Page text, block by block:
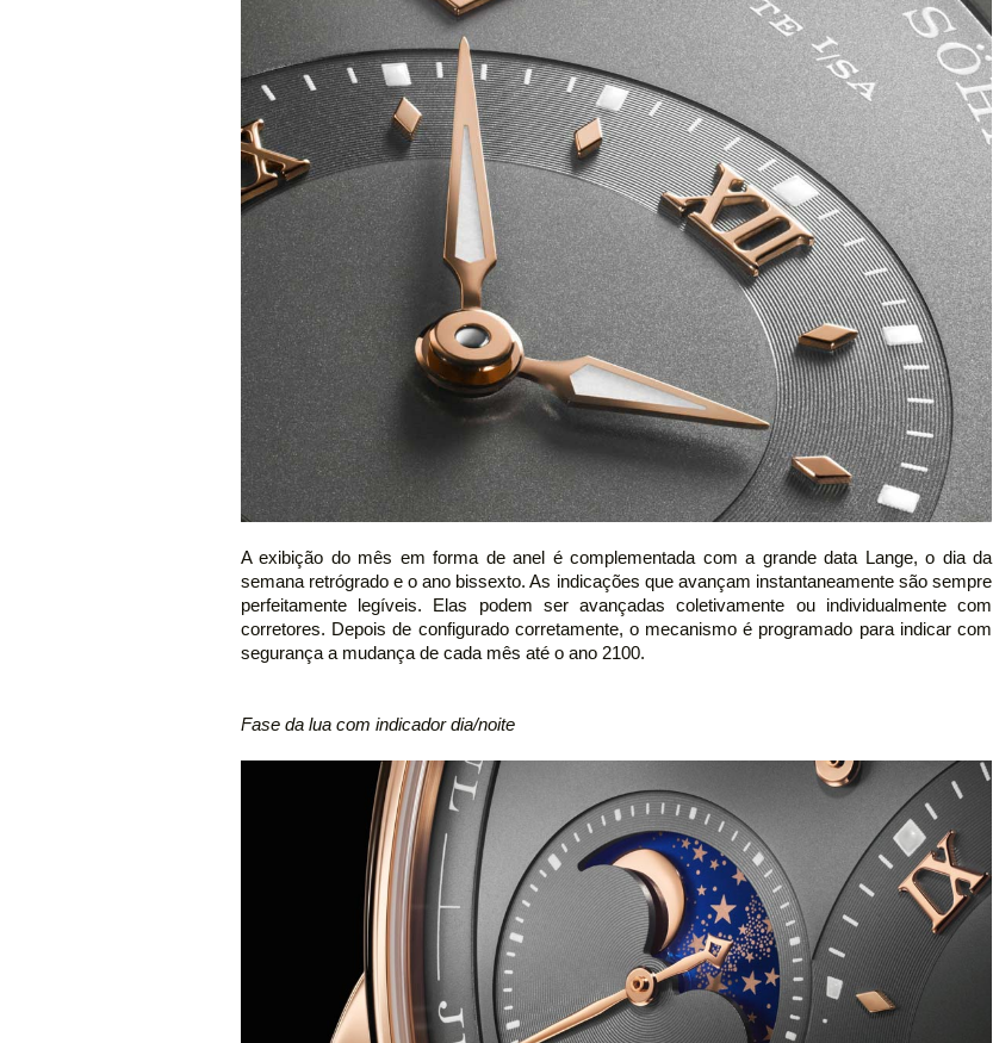
A exibição do mês em forma de anel é complementada com a grande data Lange, o dia da
semana retrógrado e o ano bissexto. As indicações que avançam instantaneamente são sempre
perfeitamente legíveis. Elas podem ser avançadas coletivamente ou individualmente com
corretores. Depois de configurado corretamente, o mecanismo é programado para indicar com
segurança a mudança de cada mês até o ano 2100.
Fase da lua com indicador dia/noite